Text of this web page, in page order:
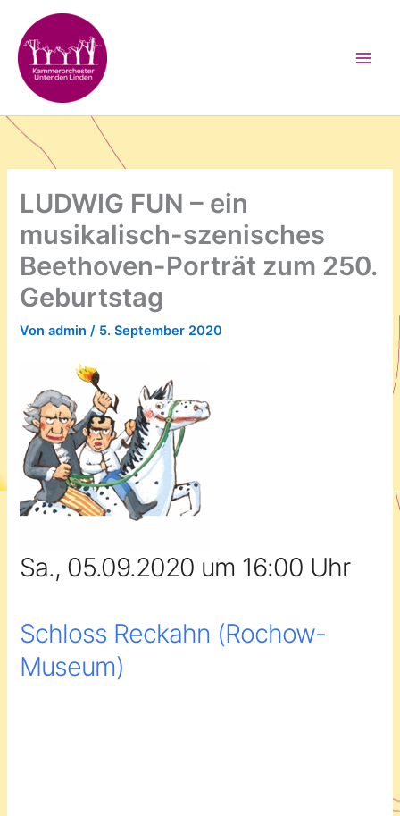
Inhalt
springen
LUDWIG FUN – ein
musikalisch-szenisches
Beethoven-Porträt zum 250.
Geburtstag
Vonadmin/ 5. September 2020
Sa., 05.09.2020 um 16:00 Uhr
Schloss Reckahn (Rochow-
Museum)